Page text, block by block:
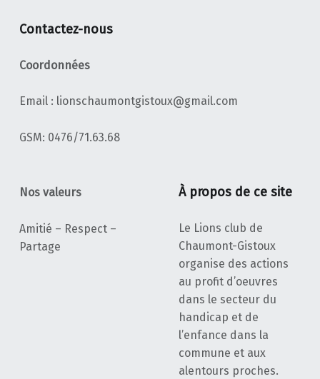
Contactez-nous
Coordonnées
Email : lionschaumontgistoux@gmail.com
‭GSM: 0476/71.63.68‬
Nos valeurs
Amitié – Respect –
Partage
À propos de ce site
Le Lions club de
Chaumont-Gistoux
organise des actions
au profit d’oeuvres
dans le secteur du
handicap et de
l’enfance dans la
commune et aux
alentours proches.